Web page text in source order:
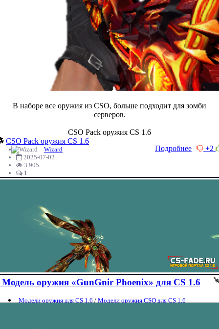
В наборе все оружия из CSO, больше подходит для зомби
серверов.
CSO Pack оружия CS 1.6
CSO Pack оружия CS 1.6
+2
Подробнее
Wizard
2025-07-02
3 905
1
Модель оружия «GunGnir Phoenix» для CS 1.6
Модели оружия для CS 1.6 / Модели оружия CSO для CS 1.6